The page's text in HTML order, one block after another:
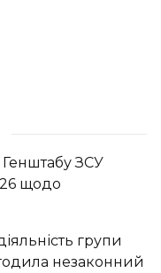
ЗСУ
щодо
групи
незаконний